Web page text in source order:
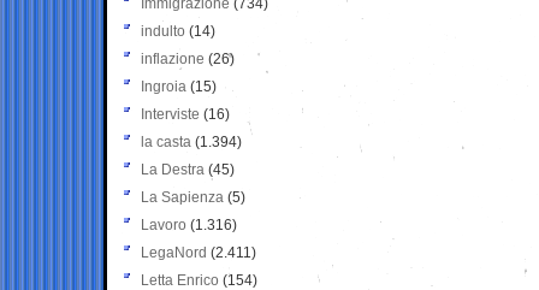
Immigrazione (734)
indulto (14)
inflazione (26)
Ingroia (15)
Interviste (16)
la casta (1.394)
La Destra (45)
La Sapienza (5)
Lavoro (1.316)
LegaNord (2.411)
Letta Enrico (154)